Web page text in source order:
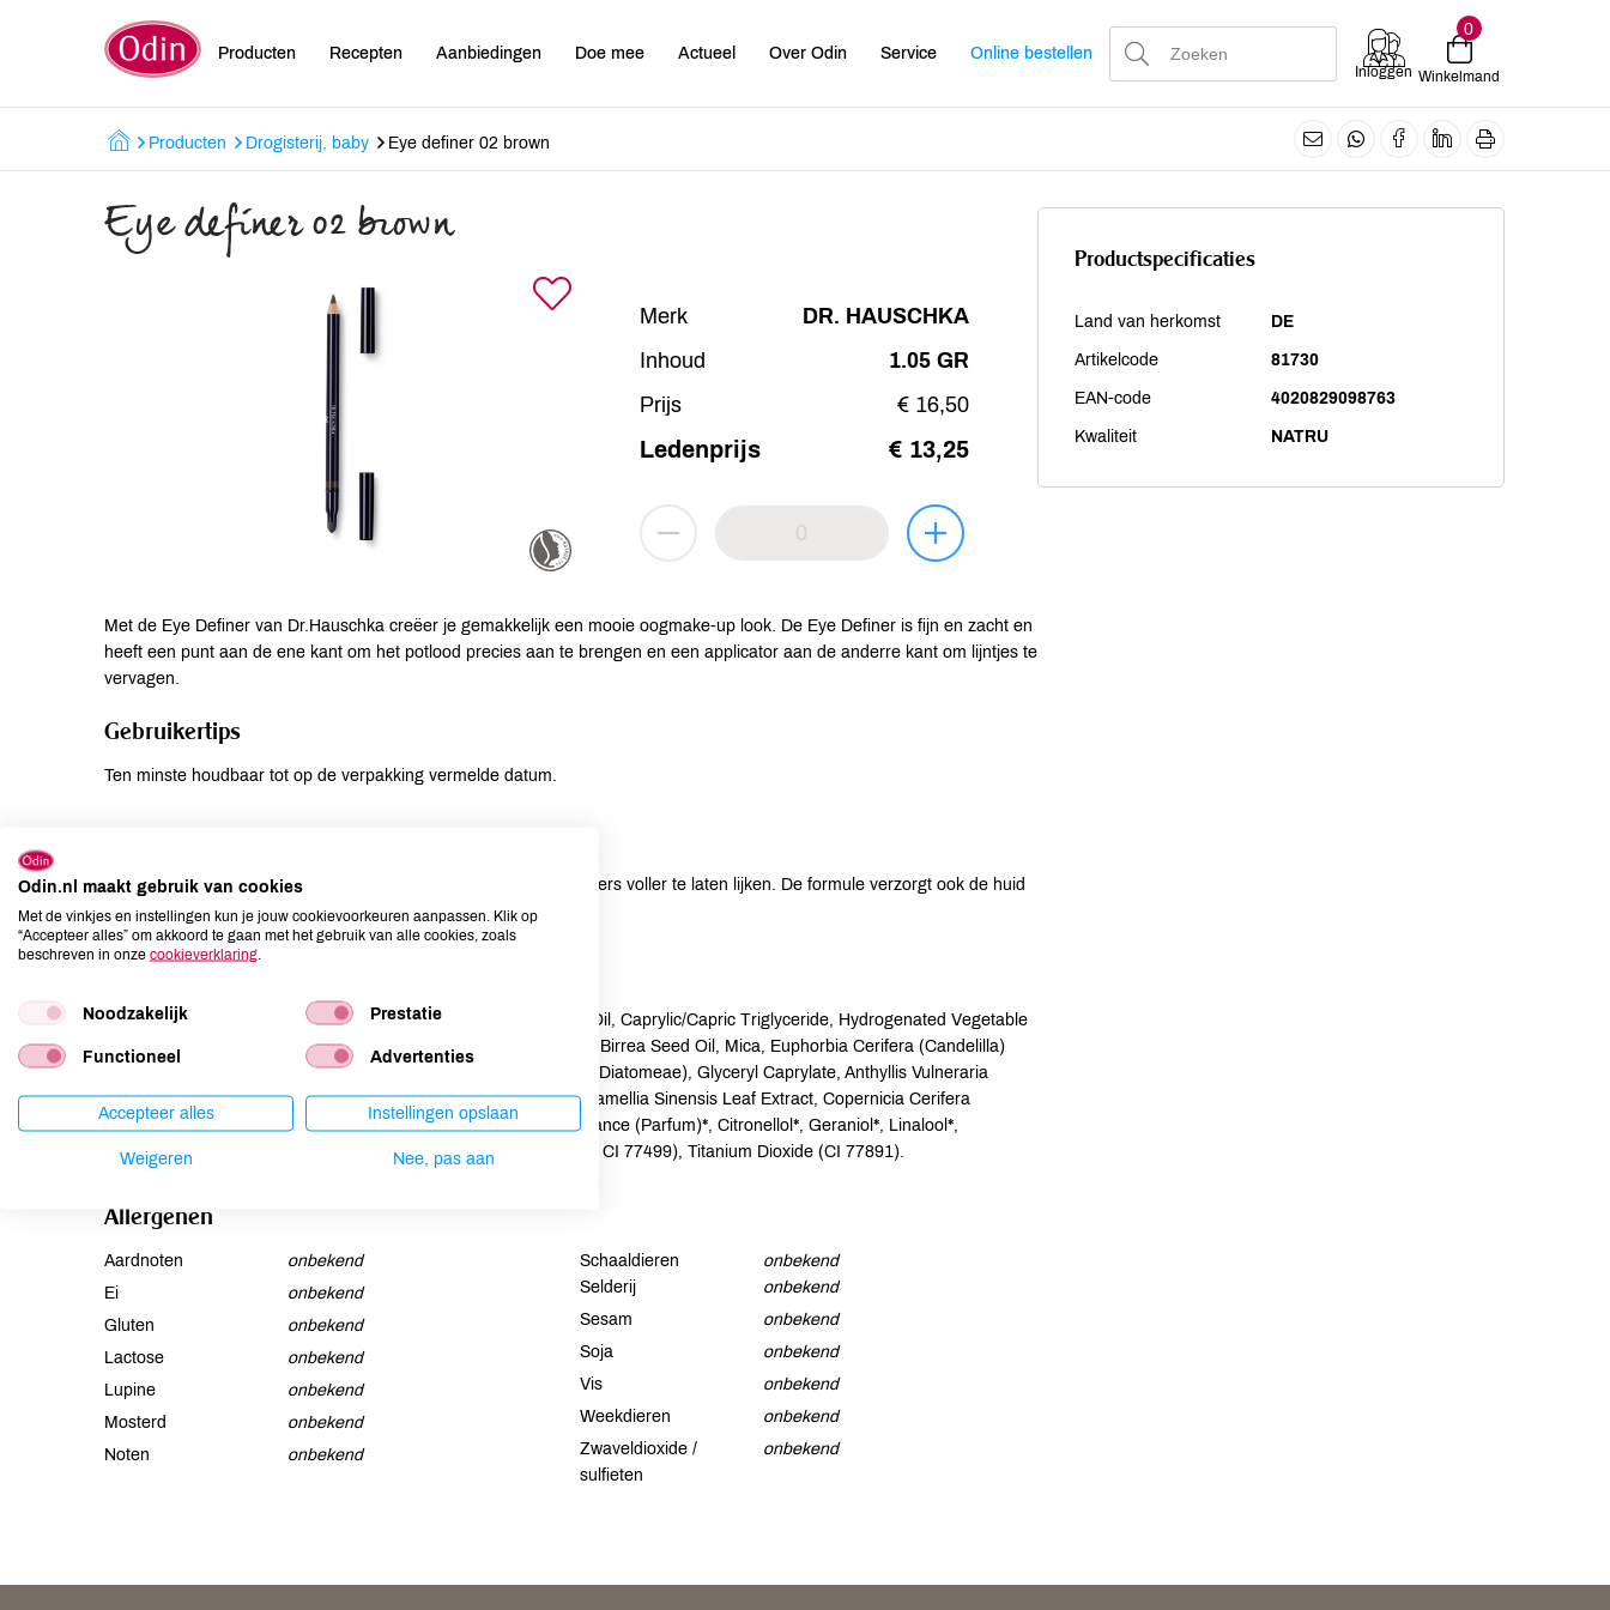
Producten Recepten Aanbiedingen Doe mee Actueel Over Odin Service Online bestellen
Inloggen
0
Winkelmand
Producten Drogisterij, baby Eye definer 02 brown
Eye definer 02 brown
Merk
DR. HAUSCHKA
Inhoud
1.05 GR
Prijs
€ 16,50
Ledenprijs € 13,25
Met de Eye Definer van Dr.Hauschka creëer je gemakkelijk een mooie oogmake-up look. De Eye Definer is fijn en zacht en
heeft een punt aan de ene kant om het potlood precies aan te brengen en een applicator aan de anderre kant om lijntjes te
vervagen.
Gebruikertips
Ten minste houdbaar tot op de verpakking vermelde datum.
Breng het potlood langs de bovense wimperrand aan om je wimpers voller te laten lijken. De formule verzorgt ook de huid
rond je ogen.
Hydrogenated Jojoba Oil, Simmondsia Chinensis (Jojoba) Seed Oil, Caprylic/Capric Triglyceride, Hydrogenated Vegetable
Oil, Butyrospermum Parkii (Shea) Butter, Canola Oil, Sclerocarya Birrea Seed Oil, Mica, Euphorbia Cerifera (Candelilla)
Wax, Pyrus Cydonia Peel/Fruit Wax, Diatomaceous Earth (Solum Diatomeae), Glyceryl Caprylate, Anthyllis Vulneraria
Extract, Hamamelis Virginiana (Witch Hazel) Bark/Leaf Extract, Camellia Sinensis Leaf Extract, Copernicia Cerifera
(Carnauba) Wax, Helianthus Annuus (Sunflower) Seed Oil, Fragrance (Parfum)*, Citronellol*, Geraniol*, Linalool*,
Tocopherol, Ascorbyl Palmitate, Iron Oxides (CI 77491, CI 77492, CI 77499), Titanium Dioxide (CI 77891).
Allergenen
Aardnoten
onbekend
Ei
onbekend
Gluten
onbekend
Lactose
onbekend
Lupine
onbekend
Mosterd
onbekend
Noten
onbekend
Schaaldieren
onbekend
Selderij
onbekend
Sesam
onbekend
Soja
onbekend
Vis
onbekend
Weekdieren
onbekend
Zwaveldioxide /
sulfieten
onbekend
Productspecificaties
Land van herkomst DE
Artikelcode 81730
EAN-code 4020829098763
Kwaliteit NATRU
Odin.nl maakt gebruik van cookies
Met de vinkjes en instellingen kun je jouw cookievoorkeuren aanpassen. Klik op
“Accepteer alles” om akkoord te gaan met het gebruik van alle cookies, zoals
beschreven in onze cookieverklaring
Noodzakelijk Prestatie
Functioneel Advertenties
Accepteer alles Instellingen opslaan
Weigeren Nee, pas aan